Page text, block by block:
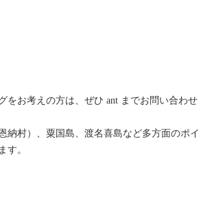
をお考えの方は、ぜひ ant までお問い合わせ
納村）、粟国島、渡名喜島など多方面のポイ
す。